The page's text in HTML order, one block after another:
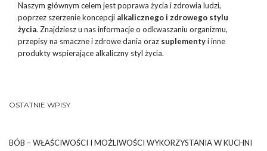
Naszym głównym celem jest poprawa życia i zdrowia ludzi,
poprzez szerzenie koncepcji alkalicznego i zdrowego stylu
życia. Znajdziesz u nas informacje o odkwaszaniu organizmu,
przepisy na smaczne i zdrowe dania oraz suplementyi inne
produkty wspierające alkaliczny styl życia.
OSTATNIE WPISY
BÓB – WŁAŚCIWOŚCI I MOŻLIWOŚCI WYKORZYSTANIA W KUCHNI